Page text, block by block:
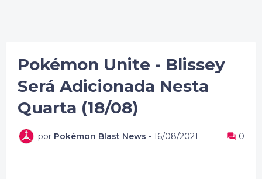
Pokémon Unite - Blissey
Será Adicionada Nesta
Quarta (18/08)
por Pokémon Blast News - 16/08/2021 0